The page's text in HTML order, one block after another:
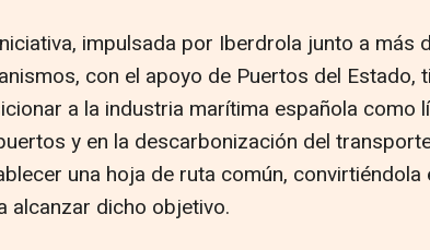
impulsada por Iberdrola junto a más
con el apoyo de Puertos del Estado,
a la industria marítima española como
y en la descarbonización del
una hoja de ruta común, convirtiéndola
alcanzar dicho objetivo.